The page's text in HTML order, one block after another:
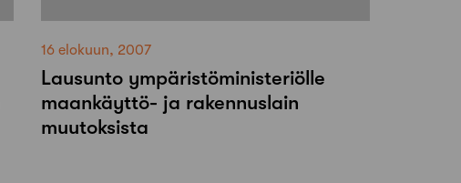
16 elokuun, 2007
Lausunto ympäristöministeriölle
maankäyttö- ja rakennuslain
muutoksista